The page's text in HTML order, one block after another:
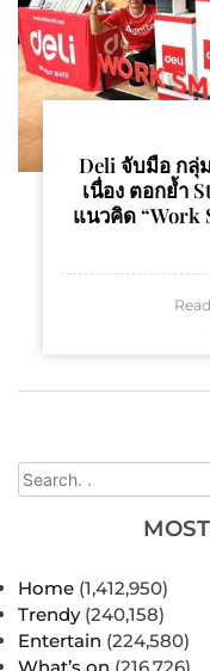
Home (1,412,950)
Trendy (240,158)
Entertain (224,580)
What’s on (216,726)
Deli จับมือ กลุ่
เนื่อง ตอกย้ำ
แนวคิด “Work